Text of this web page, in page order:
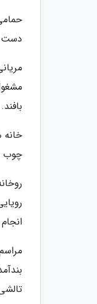
دست
بافند.
خانه
چوب